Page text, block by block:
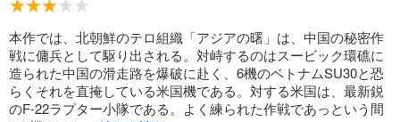
本作では、北朝鮮のテロ組織「アジアの曙」は、中国の秘密作
戦に傭兵として駆り出される。対峙するのはスービック環礁に
造られた中国の滑走路を爆破に赴く、6機のベトナムSU30と恐
らくそれを直掩している米国機である。対する米国は、最新鋭
のF-22ラプター小隊である。よく練られた作戦であっという間